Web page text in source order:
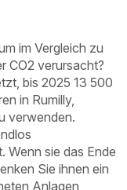
im Vergleich zu
CO2 verursacht?
bis 2025 13 500
in Rumilly,
verwenden.
Wenn sie das Ende
Sie ihnen ein
Anlagen